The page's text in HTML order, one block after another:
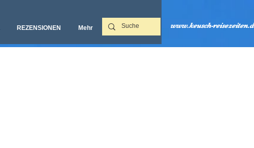
REZENSIONEN Mehr‎ www.keusch-